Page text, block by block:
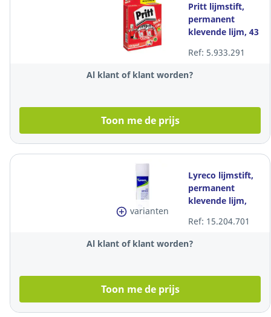
Pritt lijmstift,
permanent
klevende lijm, 43
gratis
Ref: 5.933.291
Al klant of klant worden?
Toon me de prijs
varianten
Lyreco lijmstift,
permanent
klevende lijm,
Ref: 15.204.701
Al klant of klant worden?
Toon me de prijs